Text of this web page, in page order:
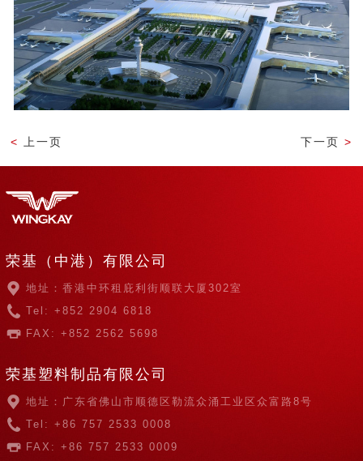
< 上一页 下一页 >
荣基（中港）有限公司
地址：香港中环租庇利街顺联大厦302室
Tel: +852 2904 6818
FAX: +852 2562 5698
荣基塑料制品有限公司
地址：广东省佛山市顺德区勒流众涌工业区众富路8号
Tel: +86 757 2533 0008
FAX: +86 757 2533 0009